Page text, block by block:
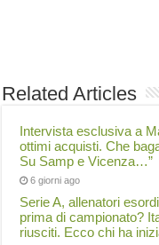
Related Articles
Intervista esclusiva a
ottimi acquisti. Che
Su Samp e Vicenza…”
6 giorni ago
Serie A, allenatori
prima di campionato?
riusciti. Ecco chi ha